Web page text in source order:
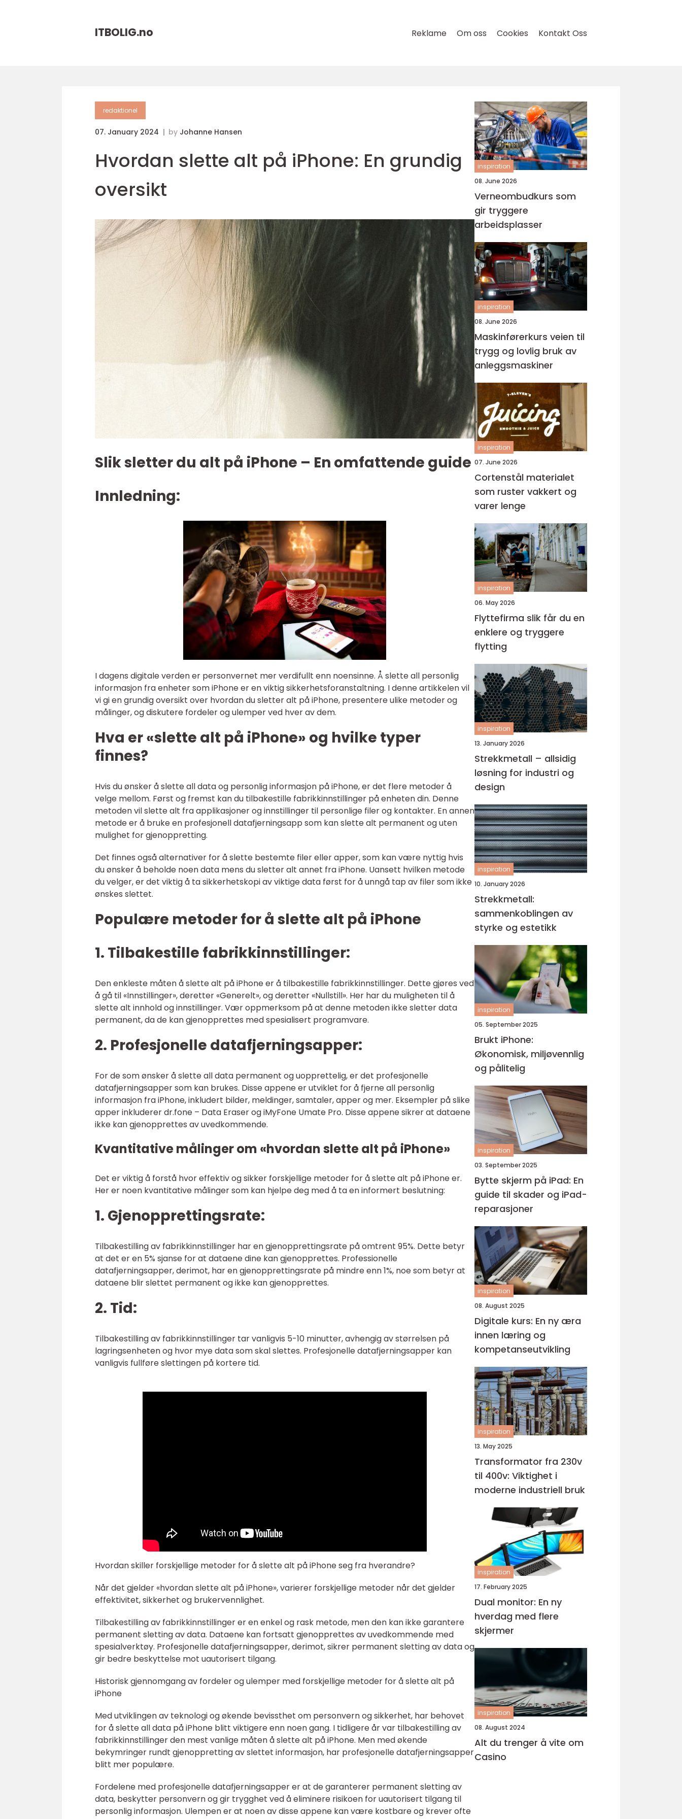
ITBOLIG.no Reklame Om oss Cookies Kontakt Oss
redaktionel
07. January 2024 by Johanne Hansen
Hvordan slette alt på iPhone: En grundig
oversikt
Slik sletter du alt på iPhone – En omfattende guide
Innledning:
I dagens digitale verden er personvernet mer verdifullt enn noensinne. Å slette all personlig
informasjon fra enheter som iPhone er en viktig sikkerhetsforanstaltning. I denne artikkelen vil
vi gi en grundig oversikt over hvordan du sletter alt på iPhone, presentere ulike metoder og
målinger, og diskutere fordeler og ulemper ved hver av dem.
Hva er «slette alt på iPhone» og hvilke typer
finnes?
Hvis du ønsker å slette all data og personlig informasjon på iPhone, er det flere metoder å
velge mellom. Først og fremst kan du tilbakestille fabrikkinnstillinger på enheten din. Denne
metoden vil slette alt fra applikasjoner og innstillinger til personlige filer og kontakter. En annen
metode er å bruke en profesjonell datafjerningsapp som kan slette alt permanent og uten
mulighet for gjenoppretting.
Det finnes også alternativer for å slette bestemte filer eller apper, som kan være nyttig hvis
du ønsker å beholde noen data mens du sletter alt annet fra iPhone. Uansett hvilken metode
du velger, er det viktig å ta sikkerhetskopi av viktige data først for å unngå tap av filer som ikke
ønskes slettet.
Populære metoder for å slette alt på iPhone
1. Tilbakestille fabrikkinnstillinger:
Den enkleste måten å slette alt på iPhone er å tilbakestille fabrikkinnstillinger. Dette gjøres ved
å gå til «Innstillinger», deretter «Generelt», og deretter «Nullstill». Her har du muligheten til å
slette alt innhold og innstillinger. Vær oppmerksom på at denne metoden ikke sletter data
permanent, da de kan gjenopprettes med spesialisert programvare.
2. Profesjonelle datafjerningsapper:
For de som ønsker å slette all data permanent og uopprettelig, er det profesjonelle
datafjerningsapper som kan brukes. Disse appene er utviklet for å fjerne all personlig
informasjon fra iPhone, inkludert bilder, meldinger, samtaler, apper og mer. Eksempler på slike
apper inkluderer dr.fone – Data Eraser og iMyFone Umate Pro. Disse appene sikrer at dataene
ikke kan gjenopprettes av uvedkommende.
Kvantitative målinger om «hvordan slette alt på iPhone»
Det er viktig å forstå hvor effektiv og sikker forskjellige metoder for å slette alt på iPhone er.
Her er noen kvantitative målinger som kan hjelpe deg med å ta en informert beslutning:
1. Gjenopprettingsrate:
Tilbakestilling av fabrikkinnstillinger har en gjenopprettingsrate på omtrent 95%. Dette betyr
at det er en 5% sjanse for at dataene dine kan gjenopprettes. Professionelle
datafjerningsapper, derimot, har en gjenopprettingsrate på mindre enn 1%, noe som betyr at
dataene blir slettet permanent og ikke kan gjenopprettes.
2. Tid:
Tilbakestilling av fabrikkinnstillinger tar vanligvis 5-10 minutter, avhengig av størrelsen på
lagringsenheten og hvor mye data som skal slettes. Profesjonelle datafjerningsapper kan
vanligvis fullføre slettingen på kortere tid.
Hvordan skiller forskjellige metoder for å slette alt på iPhone seg fra hverandre?
Når det gjelder «hvordan slette alt på iPhone», varierer forskjellige metoder når det gjelder
effektivitet, sikkerhet og brukervennlighet.
Tilbakestilling av fabrikkinnstillinger er en enkel og rask metode, men den kan ikke garantere
permanent sletting av data. Dataene kan fortsatt gjenopprettes av uvedkommende med
spesialverktøy. Profesjonelle datafjerningsapper, derimot, sikrer permanent sletting av data og
gir bedre beskyttelse mot uautorisert tilgang.
Historisk gjennomgang av fordeler og ulemper med forskjellige metoder for å slette alt på
iPhone
Med utviklingen av teknologi og økende bevissthet om personvern og sikkerhet, har behovet
for å slette all data på iPhone blitt viktigere enn noen gang. I tidligere år var tilbakestilling av
fabrikkinnstillinger den mest vanlige måten å slette alt på iPhone. Men med økende
bekymringer rundt gjenoppretting av slettet informasjon, har profesjonelle datafjerningsapper
blitt mer populære.
Fordelene med profesjonelle datafjerningsapper er at de garanterer permanent sletting av
data, beskytter personvern og gir trygghet ved å eliminere risikoen for uautorisert tilgang til
personlig informasjon. Ulempen er at noen av disse appene kan være kostbare og krever ofte
inspiration
08. June 2026
Verneombudkurs som
gir tryggere
arbeidsplasser
inspiration
08. June 2026
Maskinførerkurs veien til
trygg og lovlig bruk av
anleggsmaskiner
inspiration
07. June 2026
Cortenstål materialet
som ruster vakkert og
varer lenge
inspiration
06. May 2026
Flyttefirma slik får du en
enklere og tryggere
flytting
inspiration
13. January 2026
Strekkmetall – allsidig
løsning for industri og
design
inspiration
10. January 2026
Strekkmetall:
sammenkoblingen av
styrke og estetikk
inspiration
05. September 2025
Brukt iPhone:
Økonomisk, miljøvennlig
og pålitelig
inspiration
03. September 2025
Bytte skjerm på iPad: En
guide til skader og iPad-
reparasjoner
inspiration
08. August 2025
Digitale kurs: En ny æra
innen læring og
kompetanseutvikling
inspiration
13. May 2025
Transformator fra 230v
til 400v: Viktighet i
moderne industriell bruk
inspiration
17. February 2025
Dual monitor: En ny
hverdag med flere
skjermer
inspiration
08. August 2024
Alt du trenger å vite om
Casino